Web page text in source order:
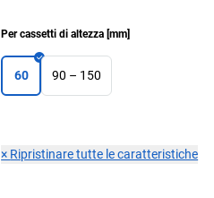
Per cassetti di altezza [mm]
60 90 – 150
× Ripristinare tutte le caratteristiche